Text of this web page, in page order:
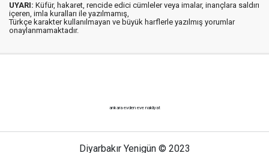
UYARI: Küfür, hakaret, rencide edici cümleler veya imalar, inançlara saldırı
içeren, imla kuralları ile yazılmamış,
Türkçe karakter kullanılmayan ve büyük harflerle yazılmış yorumlar
onaylanmamaktadır.
ankara evden eve nakliyat
Diyarbakır Yenigün © 2023